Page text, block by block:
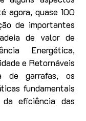
agora, quase 100
de importantes
de valor de
Energética,
e Retornáveis
de garrafas, os
fundamentais
eficiência das